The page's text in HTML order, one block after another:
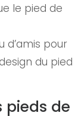
le pied de
d’amis pour
du pied
pieds de